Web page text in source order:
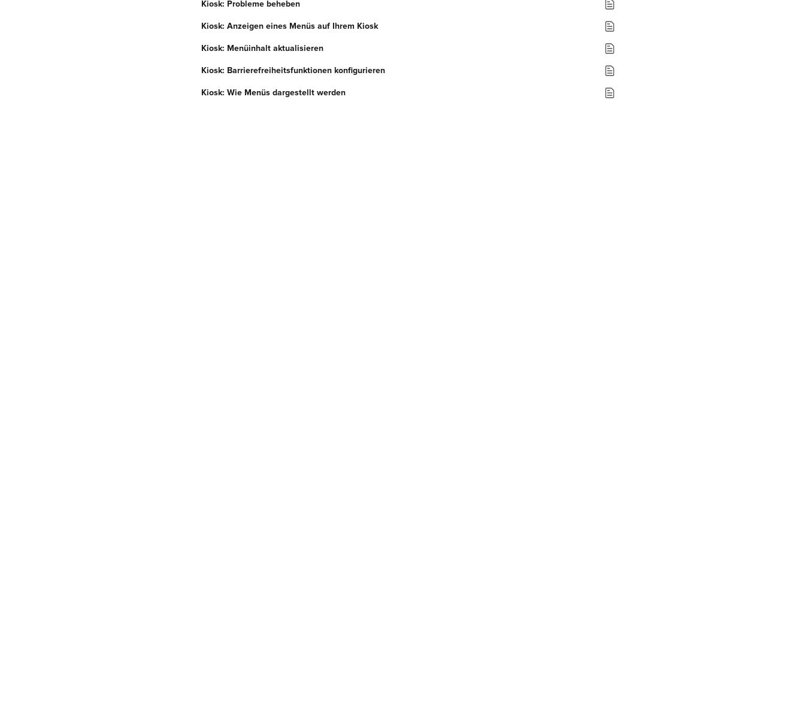
Kiosk: Probleme beheben
Kiosk: Anzeigen eines Menüs auf Ihrem Kiosk
Kiosk: Menüinhalt aktualisieren
Kiosk: Barrierefreiheitsfunktionen konfigurieren
Kiosk: Wie Menüs dargestellt werden